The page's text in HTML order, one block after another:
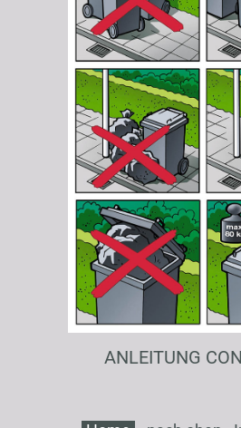
ANLEITUNG